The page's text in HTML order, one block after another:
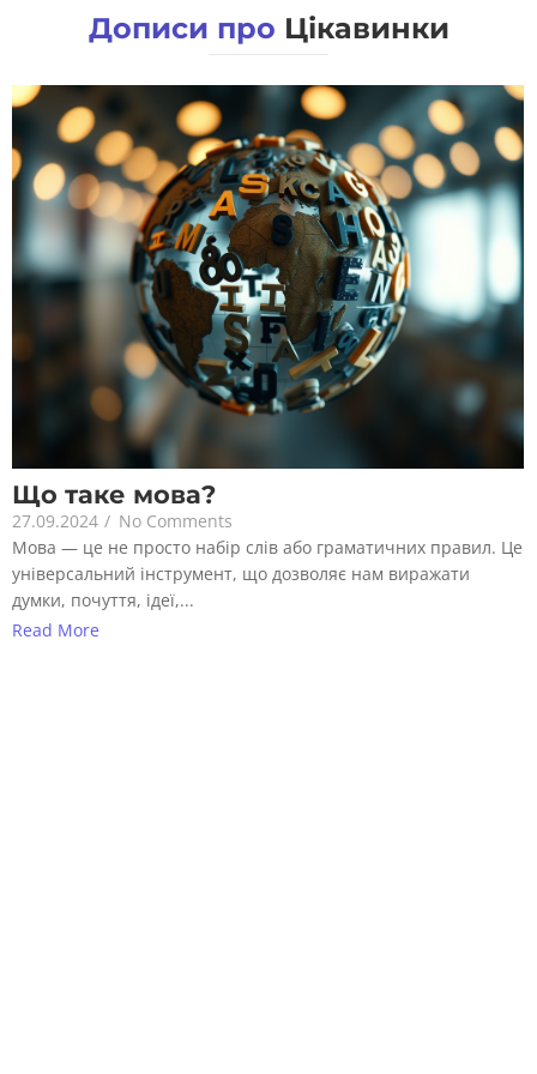
Дописи про Цікавинки
Що таке мова?
27.09.2024 / No Comments
Мова — це не просто набір слів або граматичних правил. Це
універсальний інструмент, що дозволяє нам виражати
думки, почуття, ідеї,...
Read More